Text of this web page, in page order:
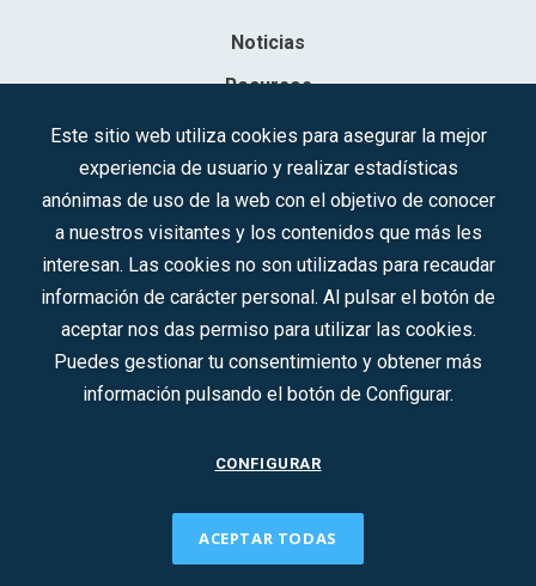
Noticias
Recursos
Contacto
Sociedad Mercantil Estatal para la Gestión de la Innovación y las
Síguenos en redes sociales:
CONTACTO
2022 © DTI · Todos los derechos reservados ·
Este sitio web utiliza cookies para asegurar la mejor
experiencia de usuario y realizar estadísticas
anónimas de uso de la web con el objetivo de conocer
a nuestros visitantes y los contenidos que más les
interesan. Las cookies no son utilizadas para recaudar
información de carácter personal. Al pulsar el botón de
aceptar nos das permiso para utilizar las cookies.
Puedes gestionar tu consentimiento y obtener más
información pulsando el botón de Configurar.
CONFIGURAR
ACEPTAR TODAS